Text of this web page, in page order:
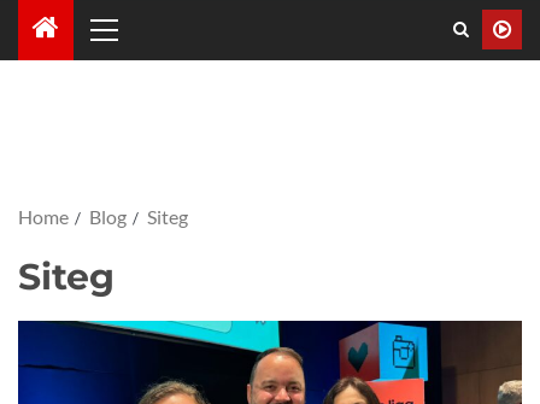
Home Blog Siteg
Siteg